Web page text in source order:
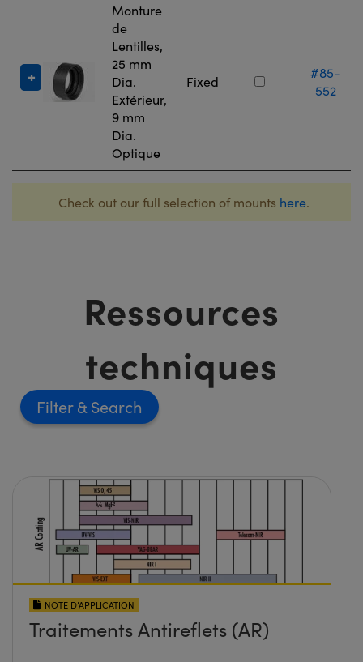
Monture
de
Lentilles,
25 mm
Dia.
Extérieur,
9 mm
Dia.
Optique
Fixed
#85-
552
Check out our full selection of mounts here.
Ressources
techniques
Filter
NOTE D’APPLICATION
Traitements Antireflets (AR)